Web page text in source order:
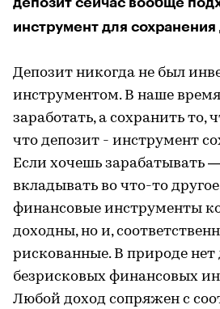
инструмент для сохранения
Депозит никогда не был
инструментом. В наше время
заработать, а сохранить то,
что депозит - инструмент
Если хочешь зарабатывать
вкладывать во что-то
финансовые инструменты
доходны, но и,
рискованные. В природе
безрисковых финансовых
Любой доход сопряжен с